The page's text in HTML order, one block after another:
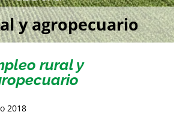
y agropecuario
rural y
2018